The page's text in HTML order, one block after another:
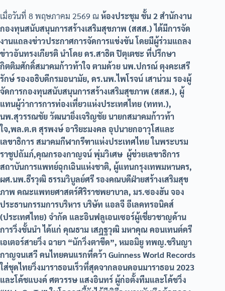
เมื่อวันที่ 8 พฤษภาคม 2569 ณห้องประชุม ชั้น 2 สำนักงาน
กองทุนสนับสนุนการสร้างเสริมสุขภาพ (สสส.) ได้มีการจัด
งานแถลงข่าวประกาศการจัดการแข่งขัน โดยมีผู้ร่วมแถลง
ข่าวอันทรงเกียรติ นำโดย ดร.สาธิต ปิตุเตชะ ที่ปรึกษา
กิตติมศักดิ์สมาคมก้าวท้าใจ ตามด้วย นพ.ปกรณ์ ตุงคะเสรี
รักษ์ รองอธิบดีกรมอนามัย, ดร.นพ.ไพโรจน์ เสาน่วม รองผู้
จัดการกองทุนสนับสนุนการสร้างเสริมสุขภาพ (สสส.), ผู้
แทนผู้ว่าการการท่องเที่ยวแห่งประเทศไทย (ททท.),
นพ.สุวรรณชัย วัฒนายิ่งเจริญชัย นายกสมาคมก้าวท้า
ใจ,พล.ต.ต สุรพงษ์ อาริยะมงคล อุปนายกอาวุโสและ
เลขาธิการ สมาคมกีฬากรีฑาแห่งประเทศไทย ในพระบรม
ราชูปถัมภ์,คุณกรองกาญจน์ พุ่มวิเศษ ผู้ช่วยเลขาธิการ
สถาบันการแพทย์ฉุกเฉินแห่งชาติ, ผู้แทนกรุงเทพมหานคร,
ผศ.นพ.ธีรวุฒิ ธรรมวิบูลย์ศรี รองคณบดีฝ่ายสร้างเสริมสุข
ภาพ คณะแพทยศาสตร์ศิริราชพยาบาล, มร.ซองฮัน จอง
ประธานกรรมการบริหาร บริษัท แอลจี อีเลคทรอนิคส์
(ประเทศไทย) จำกัด และอินฟลูเอนเซอร์ผู้เชี่ยวชาญด้าน
การวิ่งชั้นนำ ได้แก่ คุณธาม เสฎฐวุฒิ มหาคุณ คอนเทนต์ครี
เอเตอร์สายวิ่ง ฉายา “นักวิ่งตาขีด”, หมอมิยู ทพญ.ชรินญา
กาญจนเสวี คนไทยคนแรกที่คว้า Guinness World Records
ใส่ชุดไทยวิ่งมาราธอนเร็วที่สุดจากลอนดอนมาราธอน 2023
และโค้ชแบงค์ ศตวรรษ แสงอินทร์ ผู้ก่อตั้งทีมและโค้ชวิ่ง